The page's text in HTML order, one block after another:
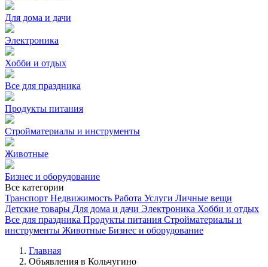
Для дома и дачи
Электроника
Хобби и отдых
Все для праздника
Продукты питания
Стройматериалы и инструменты
Животные
Бизнес и оборудование
Все категории
Транспорт Недвижимость Работа Услуги Личные вещи
Детские товары Для дома и дачи Электроника Хобби и отдых
Все для праздника Продукты питания Стройматериалы и
инструменты Животные Бизнес и оборудование
Главная
Объявления в Кольчугино